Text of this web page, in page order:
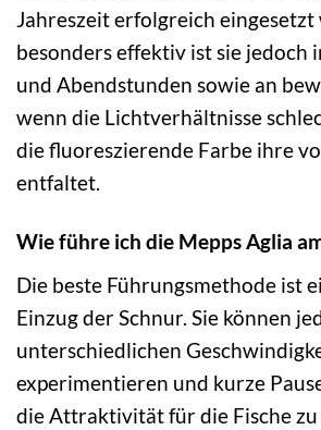
Jahreszeit erfolgreich eingesetzt
besonders effektiv ist sie jedoch
und Abendstunden sowie an
wenn die Lichtverhältnisse
die fluoreszierende Farbe ihre
entfaltet.
Wie führe ich die Mepps Aglia
Die beste Führungsmethode ist
Einzug der Schnur. Sie können
unterschiedlichen
experimentieren und kurze
die Attraktivität für die Fische zu